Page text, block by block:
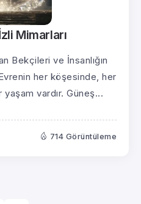
Mimarları
Bekçileri ve İnsanlığın
her köşesinde, her
yaşam vardır. Güneş...
714 Görüntüleme